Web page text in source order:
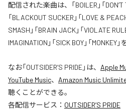
配信された楽曲は、「BOILER」「DON’T
「BLACKOUT SUCKER」「LOVE &
SMASH」「BRAIN JACK」「VIOLATE
IMAGINATION」「SICK BOY」「
なお「OUTSIDER’S PRIDE」は、 Apple
YouTube Music、 Amazon Music
聴くことができる。
各配信サービス： OUTSIDER’S PRIDE